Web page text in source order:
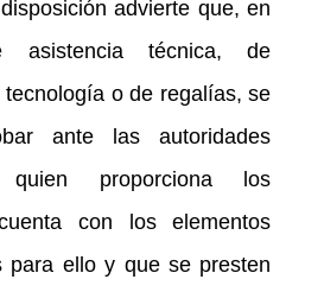
advierte que, en
técnica, de
o de regalías, se
ante las autoridades
proporciona los
con los elementos
para ello y que se presten